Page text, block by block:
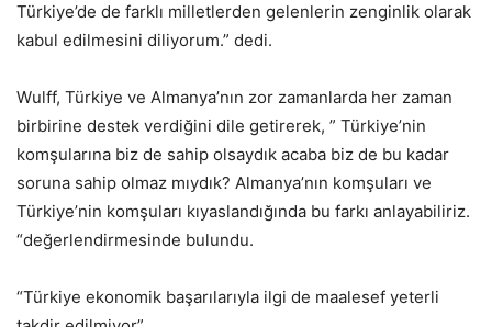
Türkiye’de de farklı milletlerden gelenlerin zenginlik olarak
kabul edilmesini diliyorum.” dedi.
Wulff, Türkiye ve Almanya’nın zor zamanlarda her zaman
birbirine destek verdiğini dile getirerek, ” Türkiye’nin
komşularına biz de sahip olsaydık acaba biz de bu kadar
soruna sahip olmaz mıydık? Almanya’nın komşuları ve
Türkiye’nin komşuları kıyaslandığında bu farkı anlayabiliriz.
“değerlendirmesinde bulundu.
“Türkiye ekonomik başarılarıyla ilgi de maalesef yeterli